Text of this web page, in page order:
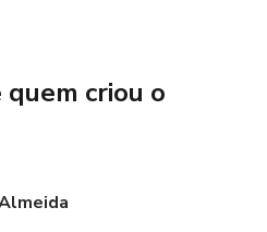
quem criou o